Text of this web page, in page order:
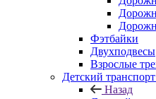
Фэтбайки
Двухподвесы
Взрослые
Детский транспорт
Назад